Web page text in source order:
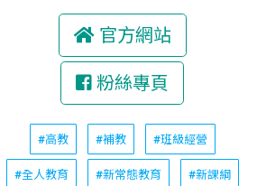
官方網站
粉絲專頁
#高教 #補教 #班級經營
#全人教育 #新常態教育 #新課綱